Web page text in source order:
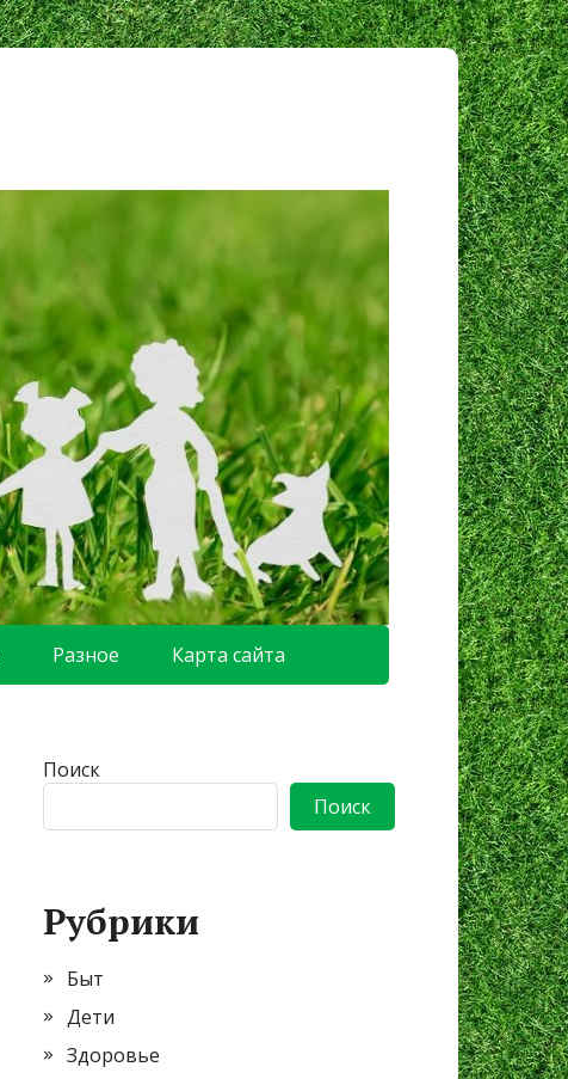
Разное Карта сайта
Поиск
Поиск
Рубрики
Быт
Дети
Здоровье